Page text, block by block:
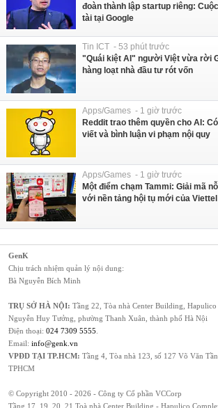
đoàn thành lập startup riêng:
tài tại Google
Tin ICT - 53 phút trước
"Quái kiệt AI" người Việt vừa rời
hàng loạt nhà đầu tư rót vốn
Apps/Games - 1 giờ trước
Reddit trao thêm quyền cho AI:
viết và bình luận vi phạm nội quy
Apps/Games - 1 giờ trước
Một điểm chạm Tammi: Giải mã
với nền tảng hội tụ mới của Viettel
GenK
Chịu trách nhiệm quản lý nội dung:
Bà Nguyễn Bích Minh
TRỤ SỞ HÀ NỘI: Tầng 22, Tòa nhà Center Building,
Nguyễn Huy Tưởng, phường Thanh Xuân, thành phố Hà Nội
Điện thoại: 024 7309 5555
Email: info@genk.vn
VPĐD TẠI TP.HCM: Tầng 4, Tòa nhà 123, số 127 Võ Văn
TPHCM
© Copyright 2010 - 2026 - Công ty Cổ phần VCCorp
Tầng 17, 19, 20, 21 Toà nhà Center Building - Hapulico